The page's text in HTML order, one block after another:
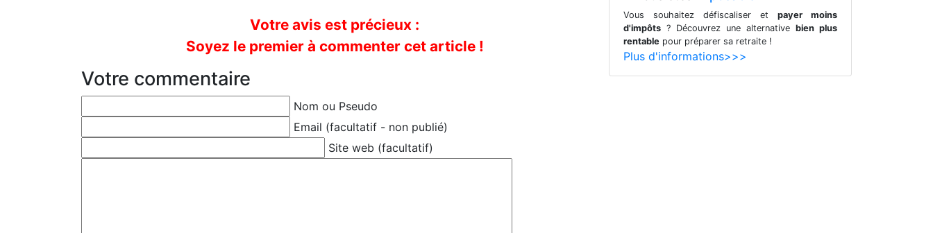
Votre avis est précieux :
Soyez le premier à commenter cet article !
Votre commentaire
Nom ou Pseudo
Email (facultatif - non publié)
Site web (facultatif)
Vous souhaitez défiscaliser et payer moins
d'impôts ? Découvrez une alternative bien plus
rentable pour préparer sa retraite !
Plus d'informations>>>